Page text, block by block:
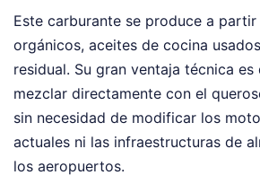
Este carburante se produce a
orgánicos, aceites de cocina
residual. Su gran ventaja técnica es
mezclar directamente con el
sin necesidad de modificar los
actuales ni las infraestructuras de
los aeropuertos.